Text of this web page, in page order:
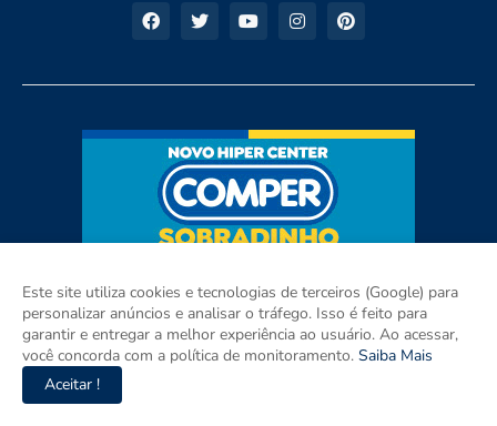
Este site utiliza cookies e tecnologias de terceiros (Google) para
personalizar anúncios e analisar o tráfego. Isso é feito para
garantir e entregar a melhor experiência ao usuário. Ao acessar,
você concorda com a política de monitoramento. Saiba Mais
Aceitar !